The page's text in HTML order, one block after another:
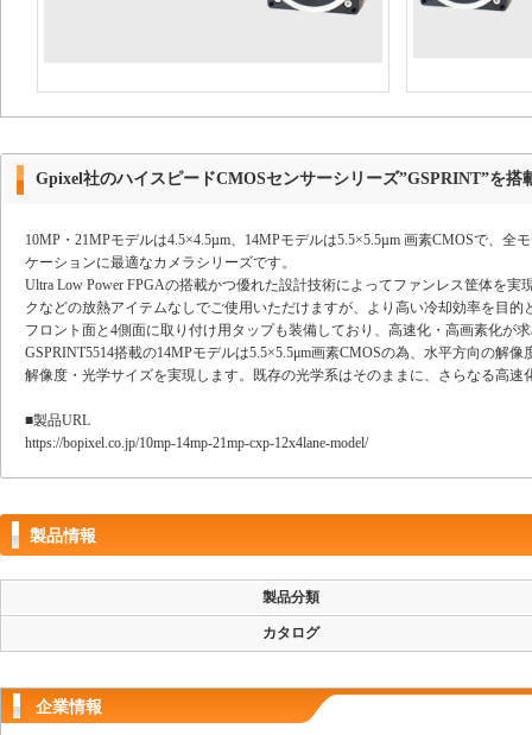
Gpixel社のハイスピードCMOSセンサーシリーズ”GSPRINT”を搭
10MP・21MPモデルは4.5×4.5µm、14MPモデルは5.5×5.5µm 画素CMOSで、
ケーションに最適なカメラシリーズです。
Ultra Low Power FPGAの搭載かつ優れた設計技術によってファンレス筐体を
クなどの放熱アイテムなしでご使用いただけますが、より高い冷却効率を目
フロント面と4側面に取り付け用タップも装備しており、高速化・高画素化が
GSPRINT5514搭載の14MPモデルは5.5×5.5μm画素CMOSの為、水平方向の解
解像度・光学サイズを実現します。既存の光学系はそのままに、さらなる高速
■製品URL
https://bopixel.co.jp/10mp-14mp-21mp-cxp-12x4lane-model/
製品情報
製品分類
カタログ
企業情報